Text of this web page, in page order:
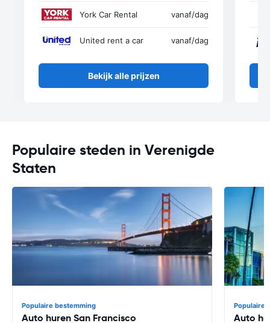
York Car Rental vanaf/dag
United rent a car vanaf/dag
Bekijk alle prijzen
Populaire steden in Verenigde
Staten
Populaire bestemming
Auto huren San Francisco
Populaire
Auto